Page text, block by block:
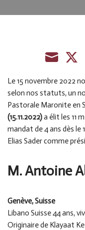
on
Email
on
Le 15 novembre 2022
selon nos statuts, un
Pastorale Maronite en
(15.11.2022)a élit les 11
mandat de 4 ans dès le
Elias Sader comme
M. Antoine
Genève, Suisse
Libano Suisse 44 ans,
Originaire de Klayaat
Addresse*
Adresse ligne 1
Adresse ligne 2
Phone